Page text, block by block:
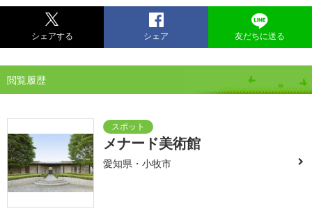
シェアする シェア 友だちに送る
閲覧履歴
メナード美術館
愛知県・小牧市